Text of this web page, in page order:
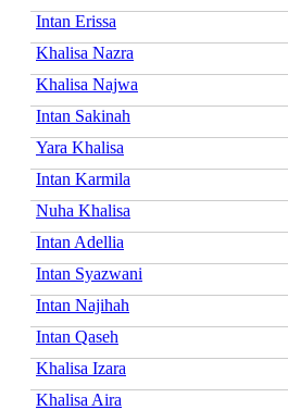
Intan Erissa
Khalisa Nazra
Khalisa Najwa
Intan Sakinah
Yara Khalisa
Intan Karmila
Nuha Khalisa
Intan Adellia
Intan Syazwani
Intan Najihah
Intan Qaseh
Khalisa Izara
Khalisa Aira